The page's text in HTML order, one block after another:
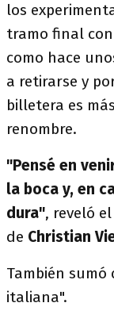
los
tramo final
como hace
a retirarse y
billetera es
renombre.
"Pensé en
la boca y, en
dura", reveló
de Christian
También
italiana".